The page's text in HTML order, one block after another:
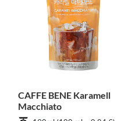
CAFFE BENE Karamell
Macchiato